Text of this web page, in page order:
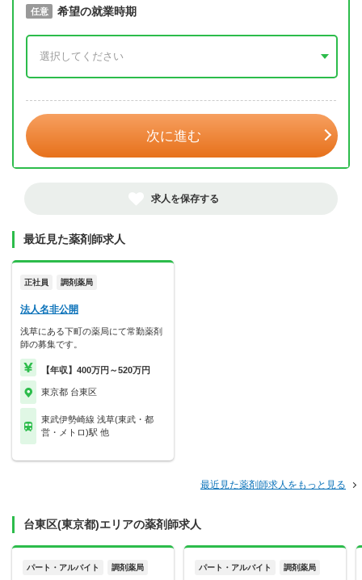
必須 取得予定年
任意 希望の就業時期
次に進む
求人を保存する
最近見た薬剤師求人
正社員 調剤薬局
法人名非公開
浅草にある下町の薬局にて常勤薬剤
師の募集です。
【年収】400万円～520万円
東京都 台東区
東武伊勢崎線 浅草(東武・都
営・メトロ)駅 他
最近見た薬剤師求人をもっと見る
台東区(東京都)エリアの薬剤師求人
パート・アルバイト 調剤薬局 パート・アルバイト 調剤薬局